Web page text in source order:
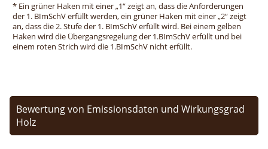
* Ein grüner Haken mit einer „1“ zeigt an, dass die Anforderungen
der 1. BImSchV erfüllt werden, ein grüner Haken mit einer „2“ zeigt
an, dass die 2. Stufe der 1. BImSchV erfüllt wird. Bei einem gelben
Haken wird die Übergangsregelung der 1.BImSchV erfüllt und bei
einem roten Strich wird die 1.BImSchV nicht erfüllt.
Bewertung von Emissionsdaten und Wirkungsgrad
Holz